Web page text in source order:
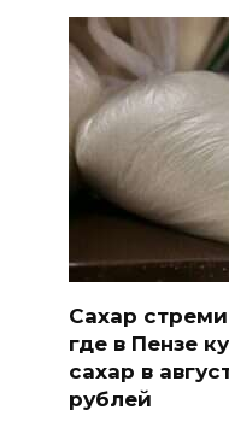
Сахар
где в Пензе
сахар в
рублей